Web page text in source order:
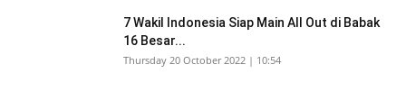
7 Wakil Indonesia Siap Main All Out di Babak
16 Besar...
Thursday 20 October 2022 | 10:54